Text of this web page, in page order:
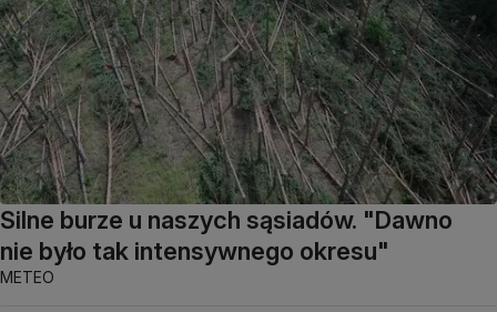
Silne burze u naszych sąsiadów. "Dawno
nie było tak intensywnego okresu"
METEO